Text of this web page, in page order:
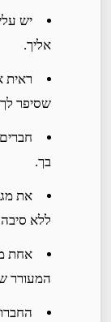
יש
אליך.
ראית
שסיפר
בך.
את
ללא סיבה
אחת
המעורר